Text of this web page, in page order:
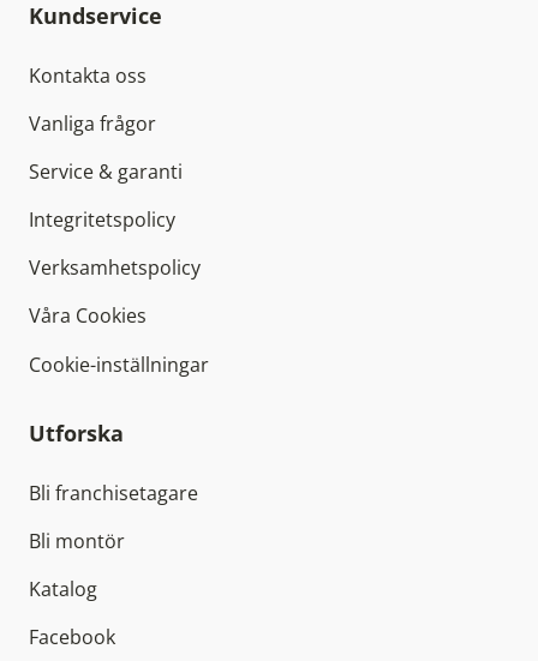
Kundservice
Kontakta oss
Vanliga frågor
Service & garanti
Integritetspolicy
Verksamhetspolicy
Våra Cookies
Cookie-inställningar
Utforska
Bli franchisetagare
Bli montör
Katalog
Facebook